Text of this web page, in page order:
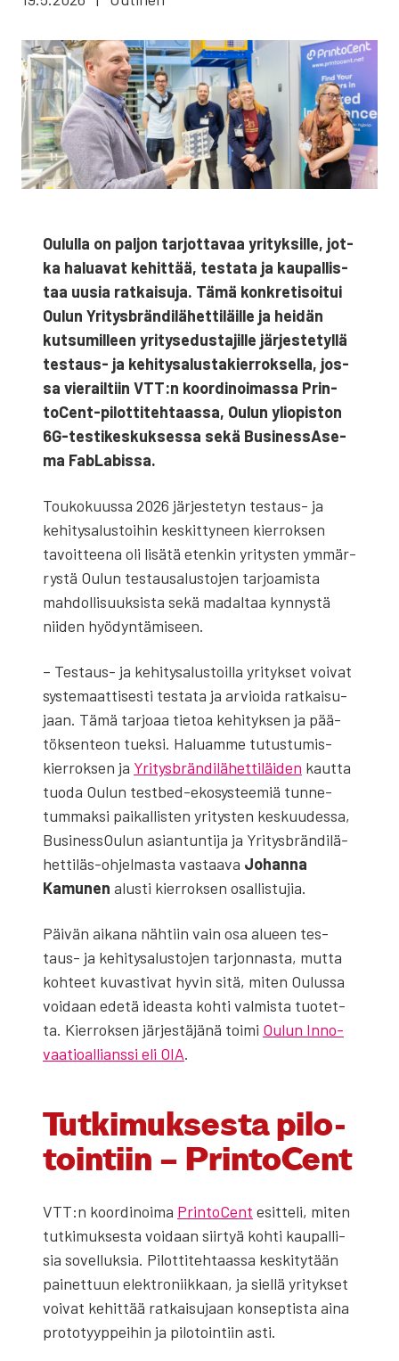
Oulul­la on pal­jon tar­jot­ta­vaa yri­tyk­sil­le, jot­
ka halua­vat kehit­tää, tes­ta­ta ja kau­pal­lis­
taa uusia rat­kai­su­ja. Tämä kon­kre­ti­soi­tui
Oulun Yri­tysbrän­di­lä­het­ti­läil­le ja hei­dän
kut­su­mil­leen yri­ty­se­dus­ta­jil­le jär­jes­te­tyl­lä
tes­taus- ja kehi­ty­sa­lus­ta­kier­rok­sel­la, jos­
sa vie­rail­tiin VTT:n koor­di­noi­mas­sa Prin­
toCent-pilot­ti­teh­taas­sa, Oulun yli­opis­ton
6G-tes­ti­kes­kuk­ses­sa sekä Busi­ness­A­se­
ma FabLa­bis­sa.
Tou­ko­kuus­sa 2026 jär­jes­te­tyn tes­taus- ja
kehi­ty­sa­lus­toi­hin kes­kit­ty­neen kier­rok­sen
tavoit­tee­na oli lisä­tä eten­kin yri­tys­ten ymmär­
rys­tä Oulun tes­tausa­lus­to­jen tar­joa­mis­ta
mah­dol­li­suuk­sis­ta sekä madal­taa kyn­nys­tä
nii­den hyö­dyn­tä­mi­seen.
– Tes­taus- ja kehi­ty­sa­lus­toil­la yri­tyk­set voi­vat
sys­te­maat­ti­ses­ti tes­ta­ta ja arvioi­da rat­kai­su­
jaan. Tämä tar­jo­aa tie­toa kehi­tyk­sen ja pää­
tök­sen­teon tuek­si. Haluam­me tutus­tu­mis­
kier­rok­sen ja Yri­tysbrän­di­lä­het­ti­läi­den kaut­ta
tuo­da Oulun test­bed-eko­sys­tee­miä tun­ne­
tum­mak­si pai­kal­lis­ten yri­tys­ten kes­kuu­des­sa,
Business­Oulun asian­tun­ti­ja ja Yri­tysbrän­di­lä­
het­ti­läs-ohjel­mas­ta vas­taa­va Johan­na
Kamu­nen alus­ti kier­rok­sen osal­lis­tu­jia.
Päi­vän aika­na näh­tiin vain osa alu­een tes­
taus- ja kehi­ty­sa­lus­to­jen tar­jon­nas­ta, mut­ta
koh­teet kuvas­ti­vat hyvin sitä, miten Oulus­sa
voi­daan ede­tä ideas­ta koh­ti val­mis­ta tuo­tet­
ta. Kier­rok­sen jär­jes­tä­jä­nä toi­mi Oulun Inno­
vaa­tio­al­lians­si eli OIA.
Tut­ki­muk­ses­ta pilo­
toin­tiin – Prin­toCent
VTT:n koor­di­noi­ma Prin­toCent esit­te­li, miten
tut­ki­muk­ses­ta voi­daan siir­tyä koh­ti kau­pal­li­
sia sovel­luk­sia. Pilot­ti­teh­taas­sa kes­ki­ty­tään
pai­net­tuun elekt­ro­niik­kaan, ja siel­lä yri­tyk­set
voi­vat kehit­tää rat­kai­su­jaan kon­sep­tis­ta aina
pro­to­tyyp­pei­hin ja pilo­toin­tiin asti.